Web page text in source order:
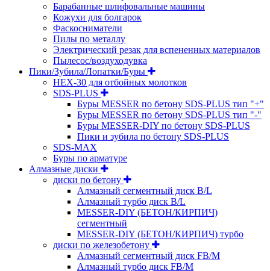
Барабанные шлифовальные машины
Кожухи для болгарок
Фаскосниматели
Пилы по металлу
Электрический резак для вспененных материалов
Пылесос/воздуходувка
Пики/Зубила/Лопатки/Буры
HEX-30 для отбойных молотков
SDS-PLUS
Буры MESSER по бетону SDS-PLUS тип "+"
Буры MESSER по бетону SDS-PLUS тип "-"
Буры MESSER-DIY по бетону SDS-PLUS
Пики и зубила по бетону SDS-PLUS
SDS-MAX
Буры по арматуре
Алмазные диски
диски по бетону
Алмазный сегментный диск B/L
Алмазный турбо диск B/L
MESSER-DIY (БЕТОН/КИРПИЧ)
сегментный
MESSER-DIY (БЕТОН/КИРПИЧ) турбо
диски по железобетону
Алмазный сегментный диск FB/M
Алмазный турбо диск FB/M